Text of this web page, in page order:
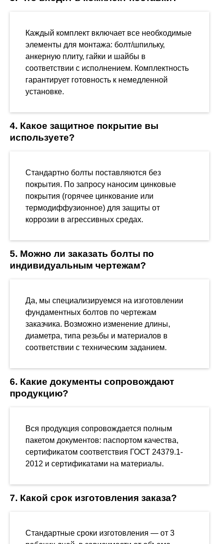
Каждый комплект включает все необходимые
элементы для монтажа: болт/шпильку,
анкерную плиту, гайки и шайбы в
соответствии с исполнением. Комплектность
гарантирует готовность к немедленной
установке.
4. Какое защитное покрытие вы
используете?
Стандартно болты поставляются без
покрытия. По запросу наносим цинковые
покрытия (горячее цинкование или
термодиффузионное) для защиты от
коррозии в агрессивных средах.
5. Можно ли заказать болты по
индивидуальным чертежам?
Да, мы специализируемся на изготовлении
фундаментных болтов по чертежам
заказчика. Возможно изменение длины,
диаметра, типа резьбы и материалов в
соответствии с техническим заданием.
6. Какие документы сопровождают
продукцию?
Вся продукция сопровождается полным
пакетом документов: паспортом качества,
сертификатом соответствия ГОСТ 24379.1-
2012 и сертификатами на материалы.
7. Какой срок изготовления заказа?
Стандартные сроки изготовления — от 3